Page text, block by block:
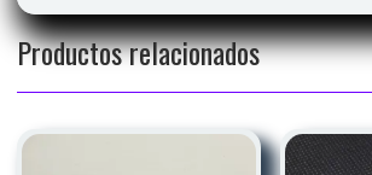
Productos relacionados